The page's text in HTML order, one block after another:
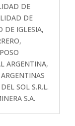
DE
DE
DE IGLESIA,
ARGENTINA,
SOL S.R.L.
S.A.